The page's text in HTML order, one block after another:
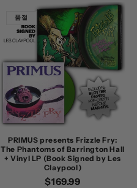
품절
PRIMUS presents Frizzle Fry:
The Phantoms of Barrington Hall
+ Vinyl LP (Book Signed by Les
Claypool)
정
$169.99